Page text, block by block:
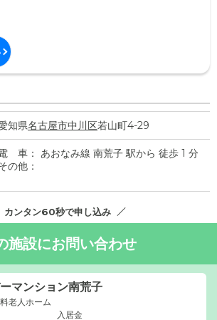
知県名古屋市中川区若山町4-29
車： あおなみ線 南荒子 駅から 徒歩 1 分
の他：
カンタン60秒で申し込み
施設にお問い合わせ
マンション南荒子
老人ホーム
入居金